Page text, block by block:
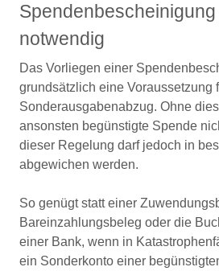
notwendig
Das Vorliegen einer
grundsätzlich eine Voraussetzung
Sonderausgabenabzug. Ohne
ansonsten begünstigte Spende
dieser Regelung darf jedoch in
abgewichen werden.
So genügt statt einer
Bareinzahlungsbeleg oder die
einer Bank, wenn in
ein Sonderkonto einer